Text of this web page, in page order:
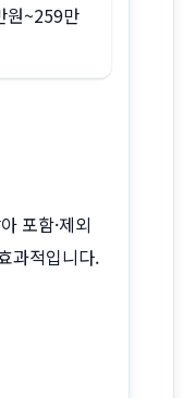
원~259만
포함·제외
과적입니다.